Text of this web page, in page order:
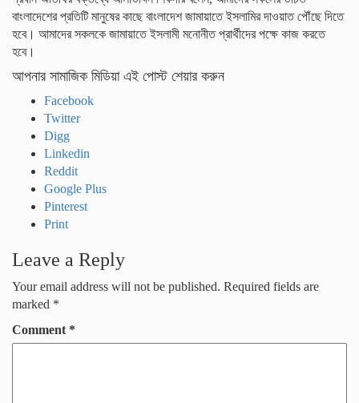
বাংলাদেশের প্রতিটি মানুষের কাছে বাংলাদেশ জামায়াতে ইসলামির দাওয়াত পৌঁছে দিতে
হবে। আমাদের সকলকে জামায়াতে ইসলামী মনোনীত প্রার্থীদের পক্ষে কাজ করতে
হবে।
আপনার সামাজিক মিডিয়া এই পোস্ট শেয়ার করুন
Facebook
Twitter
Digg
Linkedin
Reddit
Google Plus
Pinterest
Print
Leave a Reply
Your email address will not be published. Required fields are
marked *
Comment *